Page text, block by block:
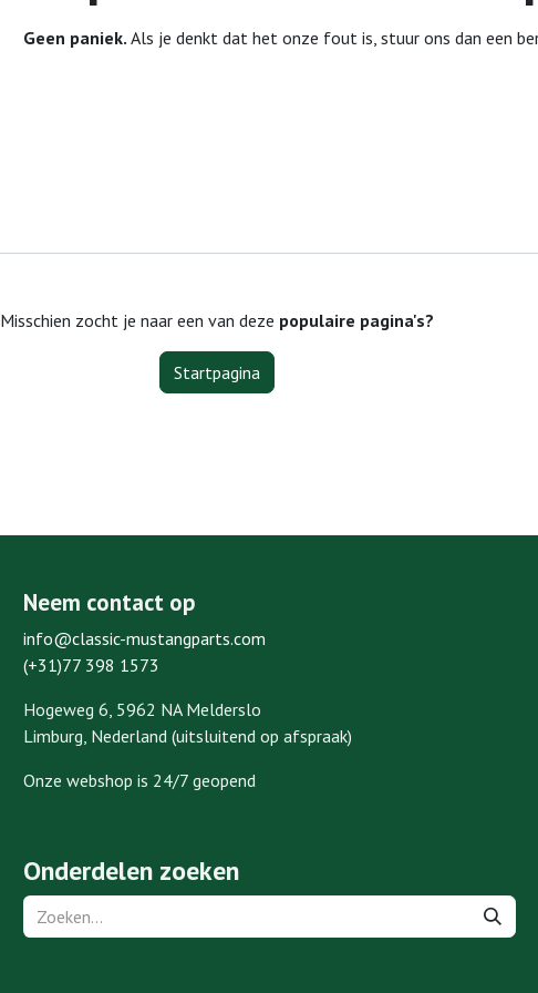
Geen paniek. Als je denkt dat het onze fout is, stuur ons dan een
Misschien zocht je naar een van deze populaire pagina's?
Startpagina
Neem contact op
info@classic-mustangparts.com
(+31)77 398 1573
Hogeweg 6, 5962 NA Melderslo
Limburg, Nederland (uitsluitend op afspraak)
Onze webshop is 24/7 geopend
Onderdelen zoeken